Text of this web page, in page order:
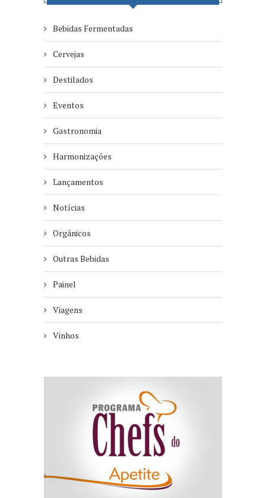
Bebidas Fermentadas
Cervejas
Destilados
Eventos
Gastronomia
Harmonizações
Lançamentos
Notícias
Orgânicos
Outras Bebidas
Painel
Viagens
Vinhos